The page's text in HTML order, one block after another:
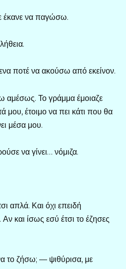
έκανε να παγώσω.
ποτέ να ακούσω από εκείνον.
αμέσως. Το γράμμα έμοιαζε
μου, έτοιμο να πει κάτι που θα
μέσα μου.
να γίνει… νόμιζα.
απλά. Και όχι επειδή
και ίσως εσύ έτσι το έζησες
το ζήσω; — ψιθύρισα, με